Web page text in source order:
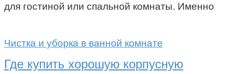
для гостиной или спальной комнаты. Именно
Чистка и уборка в ванной комнате
Где купить хорошую корпусную